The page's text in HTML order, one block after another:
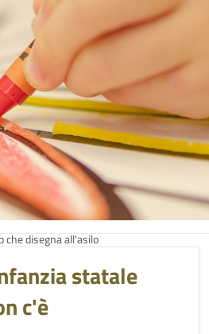
che disegna all'asilo
statale
c'è